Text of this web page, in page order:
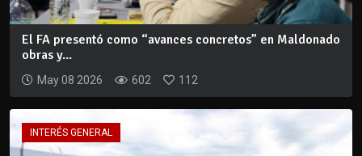
El FA presentó como “avances concretos” en Maldonado
obras y...
May 08 2026 602 112
INTERÉS GENERAL